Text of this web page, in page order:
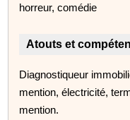
horreur, comédie
Atouts et
Diagnostiqueur
mention, électricité,
mention.